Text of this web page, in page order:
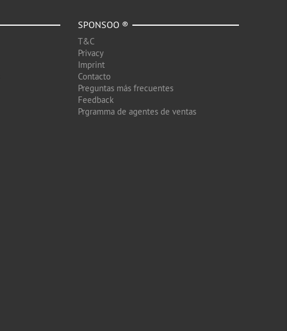
SPONSOO ®
T&C
Privacy
Imprint
Contacto
Preguntas más frecuentes
Feedback
Prgramma de agentes de ventas